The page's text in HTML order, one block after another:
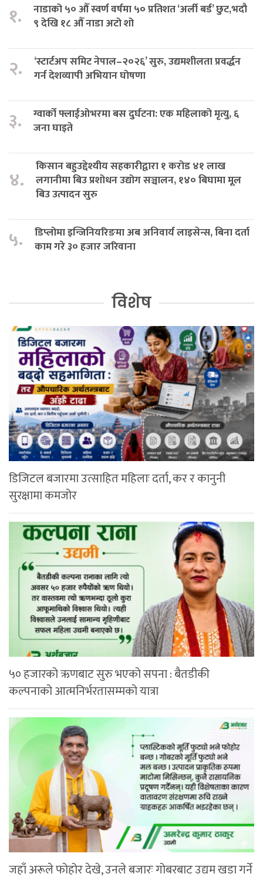
१.
नाडाको ५० औँ स्वर्ण वर्षमा ५० प्रतिशत ‘अर्ली बर्ड’ छुट,भदौ
९ देखि १८ औँ नाडा अटो शो
२.
‘स्टार्टअप समिट नेपाल–२०२६’ सुरु, उद्यमशीलता प्रवर्द्धन
गर्न देशव्यापी अभियान घोषणा
३.
ग्वार्को फ्लाईओभरमा बस दुर्घटना: एक महिलाको मृत्यु, ६
जना घाइते
४.
किसान बहुउद्देश्यीय सहकारीद्वारा १ करोड ४१ लाख
लगानीमा बिउ प्रशोधन उद्योग सञ्चालन, १४० बिघामा मूल
बिउ उत्पादन सुरु
५.
डिप्लोमा इन्जिनियरिङमा अब अनिवार्य लाइसेन्स, बिना दर्ता
काम गरे ३० हजार जरिवाना
विशेष
डिजिटल बजारमा उत्साहित महिलाः दर्ता, कर र कानुनी
सुरक्षामा कमजोर
५० हजारको ऋणबाट सुरु भएको सपना : बैतडीकी
कल्पनाको आत्मनिर्भरतासम्मको यात्रा
जहाँ अरूले फोहोर देखे, उनले बजारः गोबरबाट उद्यम खडा गर्ने